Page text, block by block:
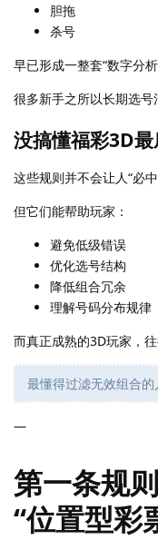
胆拖
杀号
早已形成一整套“数字分析
很多新手之所以长期选号
没搞懂福彩3D最
这些规则并不会让人“必中”
但它们能帮助玩家：
避免低级错误
优化选号结构
降低组合冗余
理解号码分布规律
而真正成熟的3D玩家，
最懂得过滤无效组合的
—
第一条规
“位置型彩